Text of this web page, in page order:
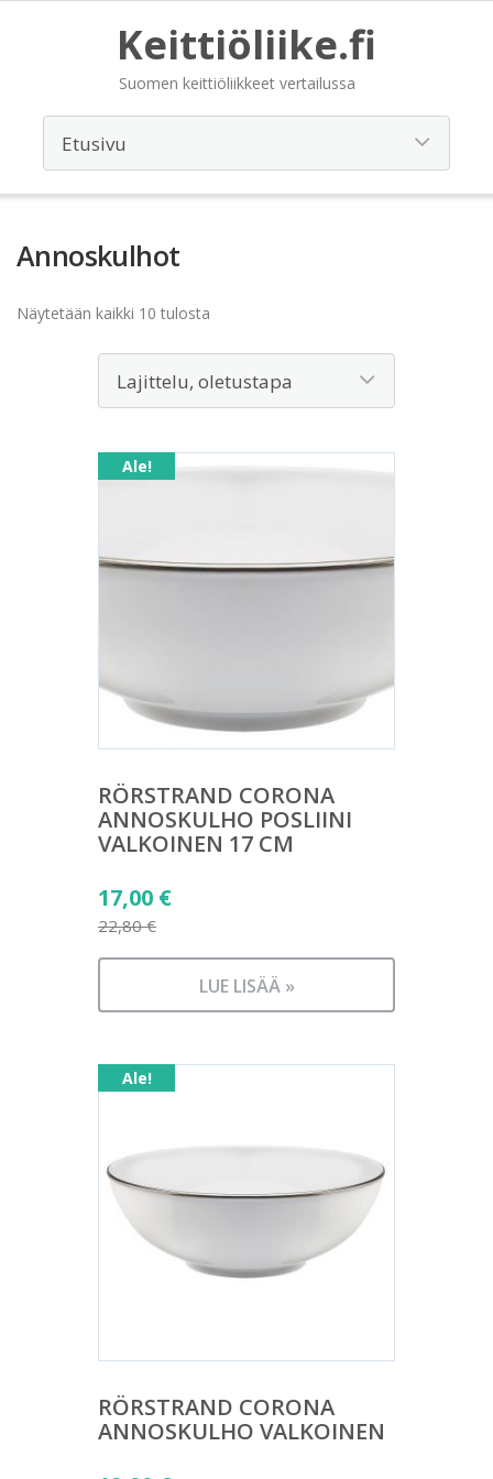
Keittiöliike.fi
Suomen keittiöliikkeet vertailussa
Annoskulhot
Näytetään kaikki 10 tulosta
Ale!
RÖRSTRAND CORONA
ANNOSKULHO POSLIINI
VALKOINEN 17 CM
22,80€
Alkuperäinen
hinta
oli:
17,00 €
Nykyinen
on:
LUE LISÄÄ »
Ale!
RÖRSTRAND CORONA
ANNOSKULHO VALKOINEN